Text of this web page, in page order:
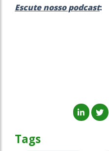
Escute nosso podcast:
Tags